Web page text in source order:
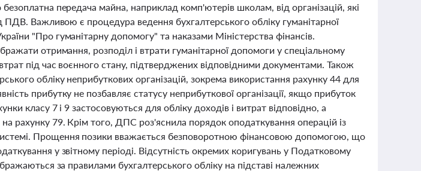
передача майна, наприклад комп'ютерів школам, від організацій, які
ПДВ. Важливою є процедура ведення бухгалтерського обліку гуманітарної
"Про гуманітарну допомогу" та наказами Міністерства фінансів.
отримання, розподіл і втрати гуманітарної допомоги у спеціальному
під час воєнного стану, підтверджених відповідними документами. Також
обліку неприбуткових організацій, зокрема використання рахунку 44 для
прибутку не позбавляє статусу неприбуткової організації, якщо прибуток
класу 7 і 9 застосовуються для обліку доходів і витрат відповідно, а
на рахунку 79. Крім того, ДПС роз'яснила порядок оподаткування операцій із
Прощення позики вважається безповоротною фінансовою допомогою, що
у звітному періоді. Відсутність окремих коригувань у Податковому
за правилами бухгалтерського обліку на підставі належних